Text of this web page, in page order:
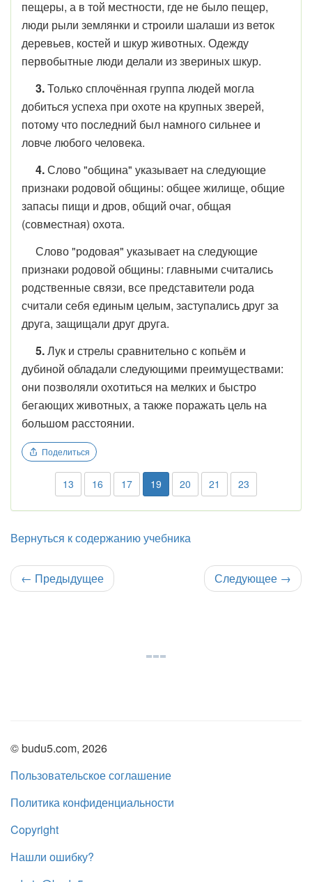
пещеры, а в той местности, где не было пещер,
люди рыли землянки и строили шалаши из веток
деревьев, костей и шкур животных. Одежду
первобытные люди делали из звериных шкур.
3.Только сплочённая группа людей могла
добиться успеха при охоте на крупных зверей,
потому что последний был намного сильнее и
ловче любого человека.
4.Слово "община" указывает на следующие
признаки родовой общины: общее жилище, общие
запасы пищи и дров, общий очаг, общая
(совместная) охота.
Слово "родовая" указывает на следующие
признаки родовой общины: главными считались
родственные связи, все представители рода
считали себя единым целым, заступались друг за
друга, защищали друг друга.
5.Лук и стрелы сравнительно с копьём и
дубиной обладали следующими преимуществами:
они позволяли охотиться на мелких и быстро
бегающих животных, а также поражать цель на
большом расстоянии.
Поделиться
13 16 17 19 20 21 23
Вернуться к содержанию учебника
← Предыдущее Следующее →
© budu5.com, 2026
Пользовательское соглашение
Политика конфиденциальности
Copyright
Нашли ошибку?